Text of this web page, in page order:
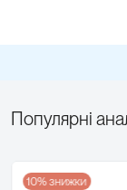
Популярні
10% знижки